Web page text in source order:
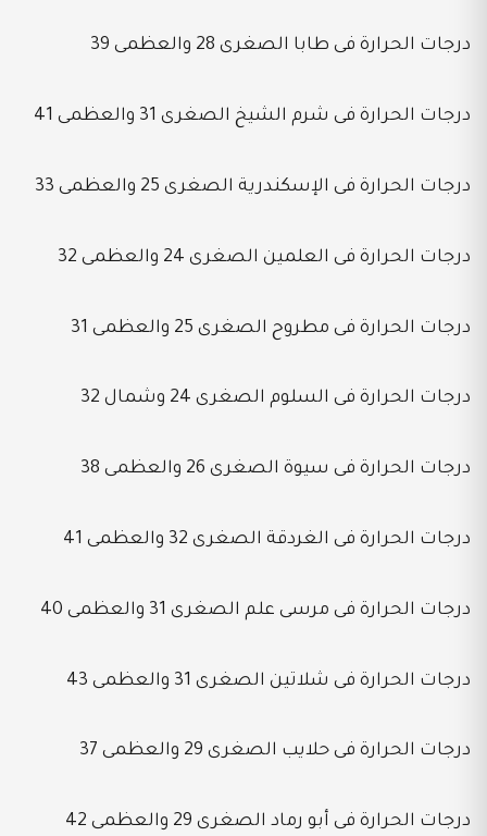
درجات الحرارة فى طابا الصغرى 28 والعظمى 39
درجات الحرارة فى شرم الشيخ الصغرى 31 والعظمى 41
درجات الحرارة فى الإسكندرية الصغرى 25 والعظمى 33
درجات الحرارة فى العلمين الصغرى 24 والعظمى 32
درجات الحرارة فى مطروح الصغرى 25 والعظمى 31
درجات الحرارة فى السلوم الصغرى 24 وشمال 32
درجات الحرارة فى سيوة الصغرى 26 والعظمى 38
درجات الحرارة فى الغردقة الصغرى 32 والعظمى 41
درجات الحرارة فى مرسى علم الصغرى 31 والعظمى 40
درجات الحرارة فى شلاتين الصغرى 31 والعظمى 43
درجات الحرارة فى حلايب الصغرى 29 والعظمى 37
درجات الحرارة فى أبو رماد الصغرى 29 والعظمى 42